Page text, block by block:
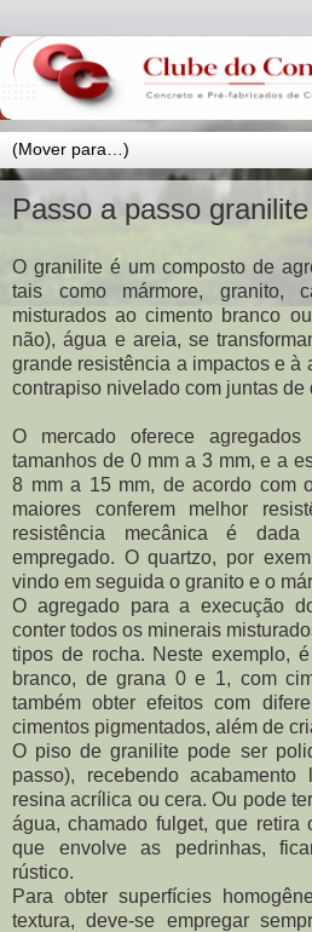
Passo a passo granilite
O granilite é um composto de
tais como mármore, granito,
misturados ao cimento branco
não), água e areia, se
grande resistência a impactos e à
contrapiso nivelado com juntas de
O mercado oferece
tamanhos de 0 mm a 3 mm, e a
8 mm a 15 mm, de acordo com
maiores conferem melhor
resistência mecânica é
empregado. O quartzo, por
vindo em seguida o granito e o
O agregado para a execução
conter todos os minerais
tipos de rocha. Neste exemplo,
branco, de grana 0 e 1, com
também obter efeitos com
cimentos pigmentados, além de
O piso de granilite pode ser
passo), recebendo
resina acrílica ou cera. Ou pode
água, chamado fulget, que retira
que envolve as pedrinhas,
rústico.
Para obter superfícies
textura, deve-se empregar